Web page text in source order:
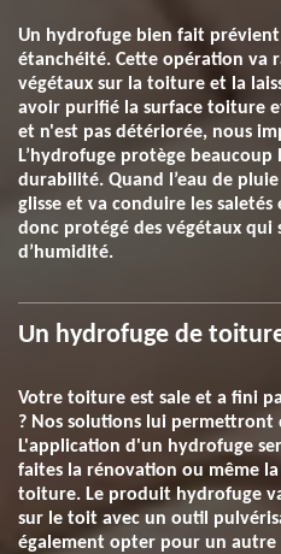
Un hydrofuge bien fait prévient
étanchéité. Cette opération va
végétaux sur la toiture et la
avoir purifié la surface toiture
et n'est pas détériorée, nous
L’hydrofuge protège
durabilité. Quand l’eau de
glisse et va conduire les
donc protégé des végétaux qui
d’humidité.
Un hydrofuge de
Votre toiture est sale et a fini
? Nos solutions lui permettront
L'application d'un hydrofuge
faites la rénovation ou même
toiture. Le produit hydrofuge
sur le toit avec un outil
également opter pour un